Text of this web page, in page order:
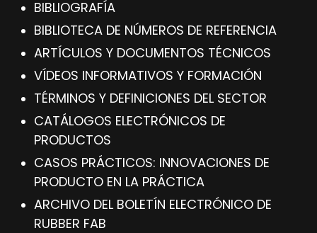
BIBLIOGRAFÍA
BIBLIOTECA DE NÚMEROS DE REFERENCIA
ARTÍCULOS Y DOCUMENTOS TÉCNICOS
VÍDEOS INFORMATIVOS Y FORMACIÓN
TÉRMINOS Y DEFINICIONES DEL SECTOR
CATÁLOGOS ELECTRÓNICOS DE
PRODUCTOS
CASOS PRÁCTICOS: INNOVACIONES DE
PRODUCTO EN LA PRÁCTICA
ARCHIVO DEL BOLETÍN ELECTRÓNICO DE
RUBBER FAB